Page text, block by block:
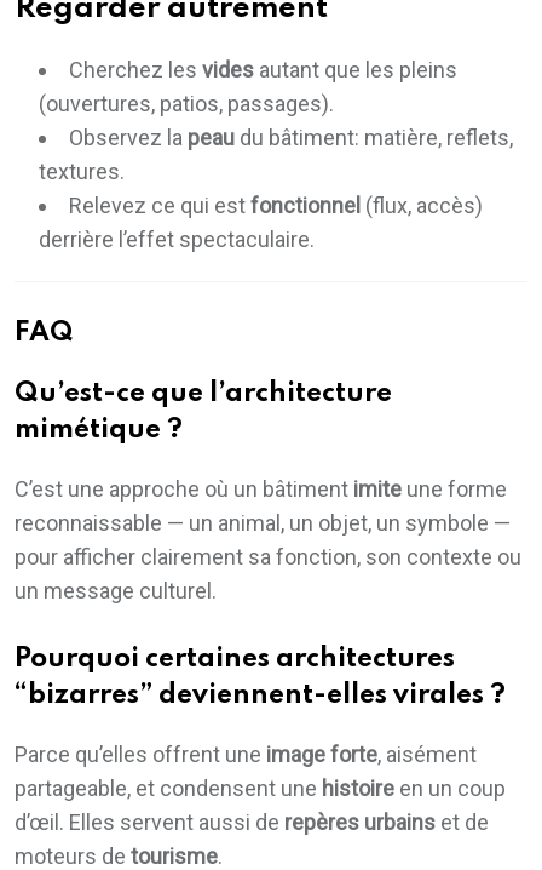
Regarder autrement
Cherchez les vides autant que les pleins
(ouvertures, patios, passages).
Observez la peau du bâtiment: matière, reflets,
textures.
Relevez ce qui estfonctionnel (flux, accès)
derrière l’effet spectaculaire.
FAQ
Qu’est-ce que l’architecture
mimétique ?
C’est une approche où un bâtiment imite une forme
reconnaissable — un animal, un objet, un symbole —
pour afficher clairement sa fonction, son contexte ou
un message culturel.
Pourquoi certaines architectures
“bizarres” deviennent-elles virales ?
Parce qu’elles offrent une image forte, aisément
partageable, et condensent une histoire en un coup
d’œil. Elles servent aussi de repères urbains et de
moteurs de tourisme.